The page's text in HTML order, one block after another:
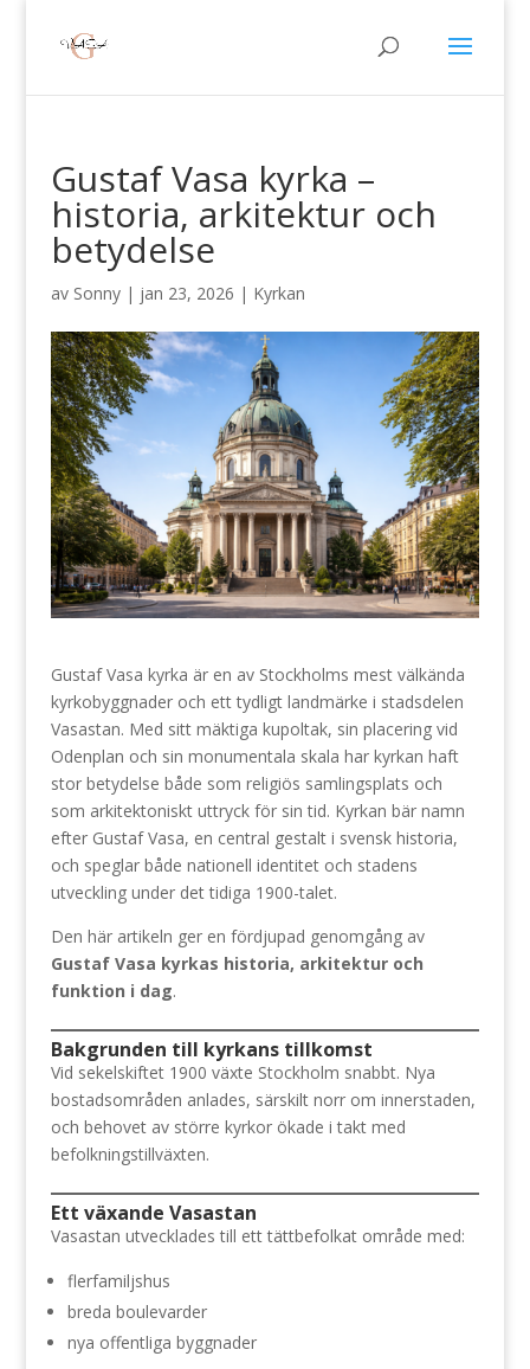
Gustaf Vasa kyrka –
historia, arkitektur och
betydelse
av Sonny| jan 23, 2026 | Kyrkan
Gustaf Vasa kyrka är en av Stockholms mest välkända
kyrkobyggnader och ett tydligt landmärke i stadsdelen
Vasastan. Med sitt mäktiga kupoltak, sin placering vid
Odenplan och sin monumentala skala har kyrkan haft
stor betydelse både som religiös samlingsplats och
som arkitektoniskt uttryck för sin tid. Kyrkan bär namn
efter Gustaf Vasa, en central gestalt i svensk historia,
och speglar både nationell identitet och stadens
utveckling under det tidiga 1900-talet.
Den här artikeln ger en fördjupad genomgång av
Gustaf Vasa kyrkas historia, arkitektur och
funktion i dag.
Bakgrunden till kyrkans tillkomst
Vid sekelskiftet 1900 växte Stockholm snabbt. Nya
bostadsområden anlades, särskilt norr om innerstaden,
och behovet av större kyrkor ökade i takt med
befolkningstillväxten.
Ett växande Vasastan
Vasastan utvecklades till ett tättbefolkat område med:
flerfamiljshus
breda boulevarder
nya offentliga byggnader